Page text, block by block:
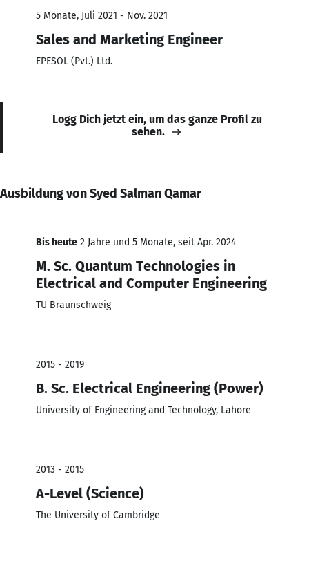
5 Monate, Juli 2021 - Nov. 2021
Sales and Marketing Engineer
EPESOL (Pvt.) Ltd.
Logg Dich jetzt ein, um das ganze Profil zu
sehen.
Ausbildung von Syed Salman Qamar
Bis heute 2 Jahre und 5 Monate, seit Apr. 2024
M. Sc. Quantum Technologies in
Electrical and Computer Engineering
TU Braunschweig
2015 - 2019
B. Sc. Electrical Engineering (Power)
University of Engineering and Technology, Lahore
2013 - 2015
A-Level (Science)
The University of Cambridge